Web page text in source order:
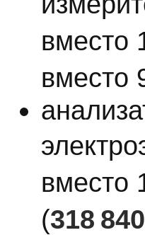
вместо
вместо
вместо
(318